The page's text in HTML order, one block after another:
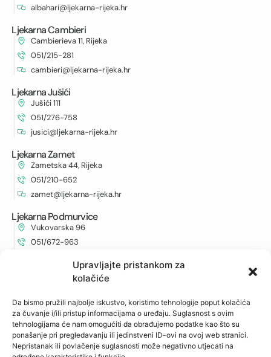
Upravljajte pristankom za
kolačiće
Da bismo pružili najbolje iskustvo, koristimo tehnologije poput kolačića
za čuvanje i/ili pristup informacijama o uređaju. Suglasnost s ovim
tehnologijama će nam omogućiti da obrađujemo podatke kao što su
ponašanje pri pregledavanju ili jedinstveni ID-ovi na ovoj web stranici.
Nepristanak ili povlačenje suglasnosti može negativno utjecati na
albahari@ljekarna-rijeka.hr
Ljekarna Cambieri
Cambierieva 11, Rijeka
051/215-281
cambieri@ljekarna-rijeka.hr
Ljekarna Jušići
Jušići 111
051/276-758
jusici@ljekarna-rijeka.hr
Ljekarna Zamet
Zametska 44, Rijeka
051/210-652
zamet@ljekarna-rijeka.hr
Ljekarna Podmurvice
Vukovarska 96
051/672-963
Ljekarna Kantrida
051/262-594
kantrida@ljekarna-rijeka.hr